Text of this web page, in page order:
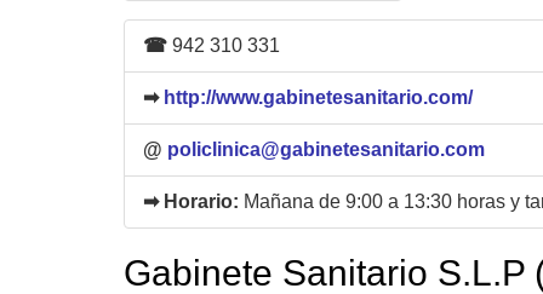
☎ 942 310 331
➡ http://www.gabinetesanitario.com/
@ policlinica@gabinetesanitario.com
➡ Horario: Mañana de 9:00 a 13:30 horas y
Gabinete Sanitario S.L.P